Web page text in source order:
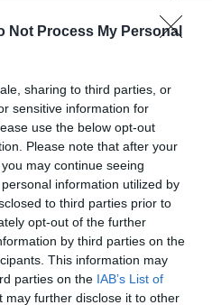
Not Process My Personal
sharing to third parties, or
sensitive information for
use the below opt-out
Please note that after your
may continue seeing
information utilized by
to third parties prior to
opt-out of the further
by third parties on the
This information may
parties on the IAB’s List of
may further disclose it to other
la vicepresidencia
y la de la
Centros Tecnológicos
en innovación y
licenciado en Ciencias
por laUniversitat
programas
la innovación tanto en
enEsade. Además,
con la docencia